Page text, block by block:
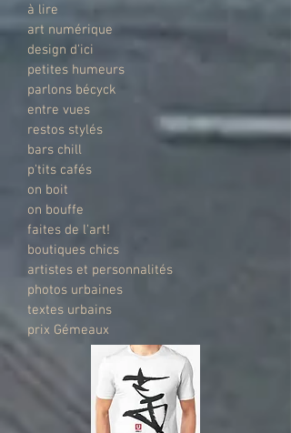
à lire
art numérique
design d'ici
petites humeurs
parlons bécyck
entre vues
restos stylés
bars chill
p'tits cafés
on boit
on bouffe
faites de l'art!
boutiques chics
artistes et personnalités
photos urbaines
textes urbains
prix Gémeaux